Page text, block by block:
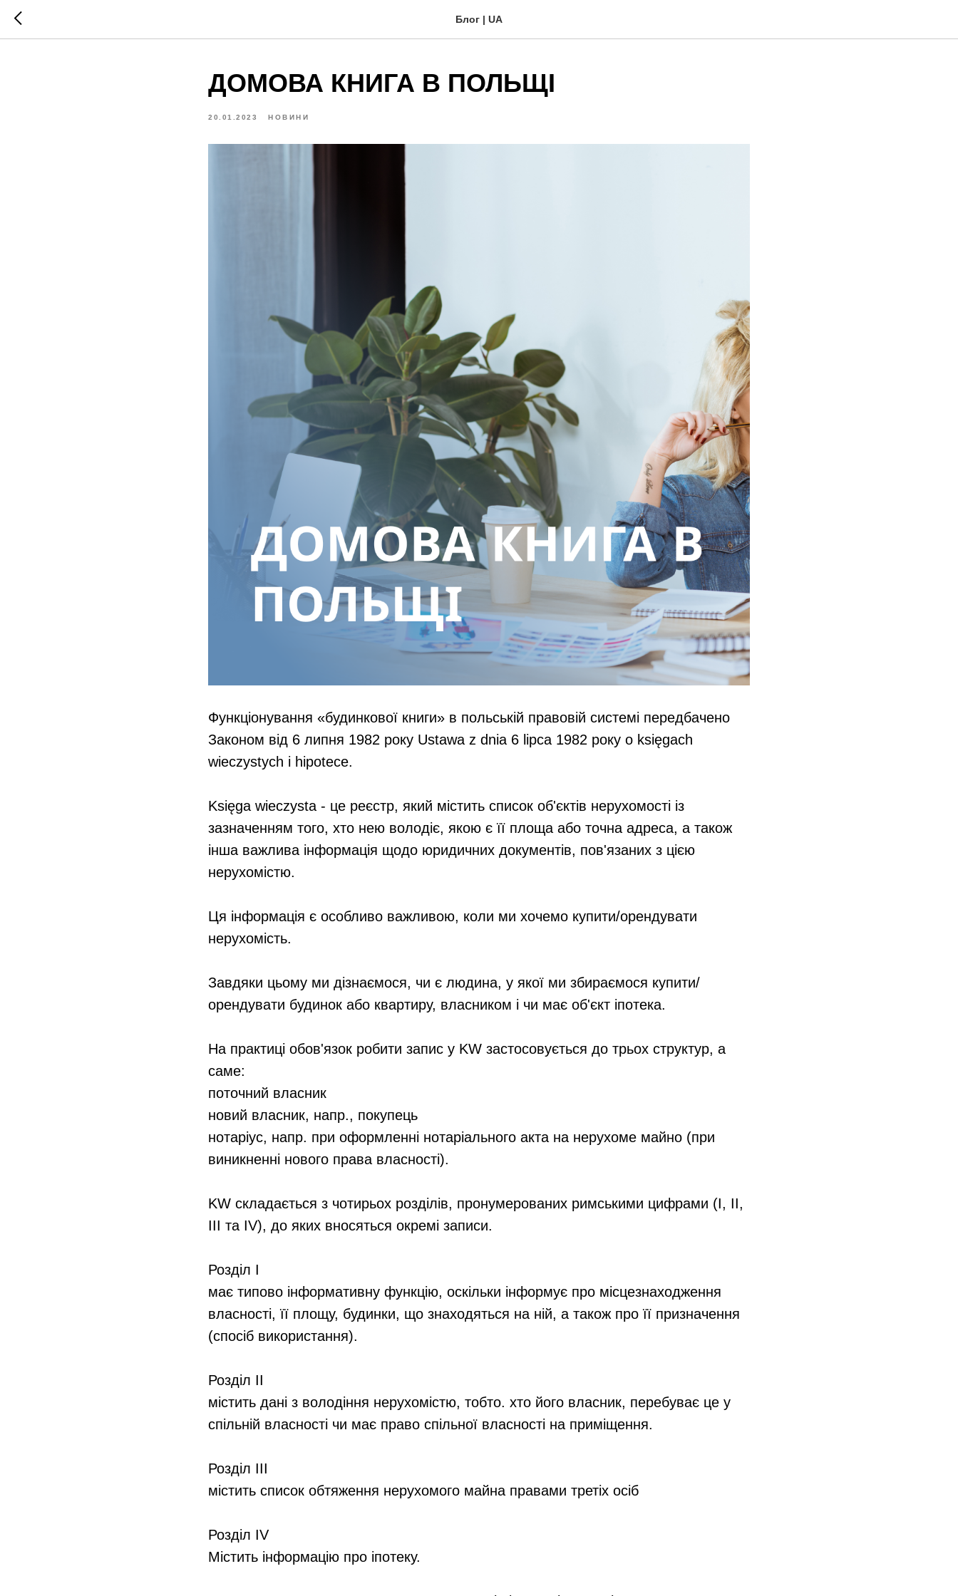
Блог | UA
ДОМОВА КНИГА В ПОЛЬЩІ
20.01.2023 НОВИНИ
Функціонування «будинкової книги» в польській правовій системі передбачено
Законом від 6 липня 1982 року Ustawa z dnia 6 lipca 1982 року o księgach
wieczystych i hipotece.
Księga wieczysta - це реєстр, який містить список об'єктів нерухомості із
зазначенням того, хто нею володіє, якою є її площа або точна адреса, а також
інша важлива інформація щодо юридичних документів, пов'язаних з цією
нерухомістю.
Ця інформація є особливо важливою, коли ми хочемо купити/орендувати
нерухомість.
Завдяки цьому ми дізнаємося, чи є людина, у якої ми збираємося купити/
орендувати будинок або квартиру, власником і чи має об'єкт іпотека.
На практиці обов'язок робити запис у KW застосовується до трьох структур, а
саме:
поточний власник
новий власник, напр., покупець
нотаріус, напр. при оформленні нотаріального акта на нерухоме майно (при
виникненні нового права власності).
KW складається з чотирьох розділів, пронумерованих римськими цифрами (I, II,
III та IV), до яких вносяться окремі записи.
Розділ I
має типово інформативну функцію, оскільки інформує про місцезнаходження
власності, її площу, будинки, що знаходяться на ній, а також про її призначення
(спосіб використання).
Розділ ІІ
містить дані з володіння нерухомістю, тобто. хто його власник, перебуває це у
спільній власності чи має право спільної власності на приміщення.
Розділ ІІІ
містить список обтяження нерухомого майна правами третіх осіб
Розділ IV
Містить інформацію про іпотеку.